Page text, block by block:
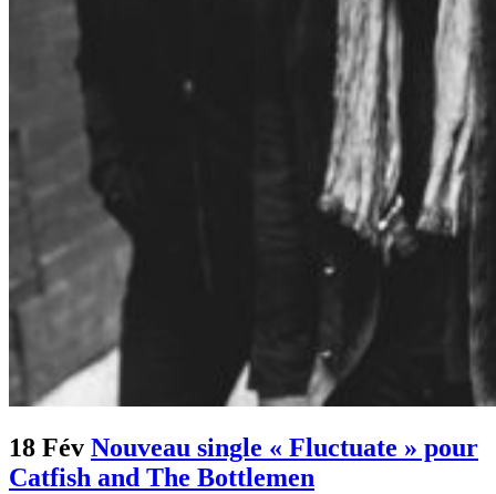
18 Fév Nouveau single « Fluctuate » pour
Catfish and The Bottlemen